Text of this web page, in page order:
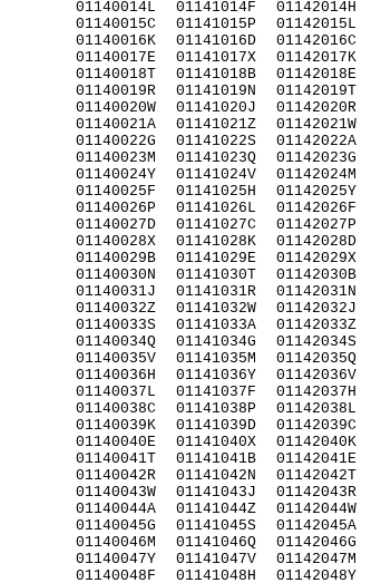
01140014L
01140015C
01140016K
01140017E
01140018T
01140019R
01140020W
01140021A
01140022G
01140023M
01140024Y
01140025F
01140026P
01140027D
01140028X
01140029B
01140030N
01140031J
01140032Z
01140033S
01140034Q
01140035V
01140036H
01140037L
01140038C
01140039K
01140040E
01140041T
01140042R
01140043W
01140044A
01140045G
01140046M
01140047Y
01140048F
01141014F
01141015P
01141016D
01141017X
01141018B
01141019N
01141020J
01141021Z
01141022S
01141023Q
01141024V
01141025H
01141026L
01141027C
01141028K
01141029E
01141030T
01141031R
01141032W
01141033A
01141034G
01141035M
01141036Y
01141037F
01141038P
01141039D
01141040X
01141041B
01141042N
01141043J
01141044Z
01141045S
01141046Q
01141047V
01141048H
01142014H
01142015L
01142016C
01142017K
01142018E
01142019T
01142020R
01142021W
01142022A
01142023G
01142024M
01142025Y
01142026F
01142027P
01142028D
01142029X
01142030B
01142031N
01142032J
01142033Z
01142034S
01142035Q
01142036V
01142037H
01142038L
01142039C
01142040K
01142041E
01142042T
01142043R
01142044W
01142045A
01142046G
01142047M
01142048Y